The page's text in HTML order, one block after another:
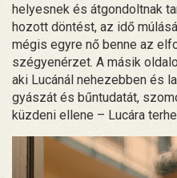
helyesnek és átgondoltnak
hozott döntést, az idő
mégis egyre nő benne az
szégyenérzet. A másik
aki Lucánál nehezebben és
gyászát és bűntudatát,
küzdeni ellene – Lucára